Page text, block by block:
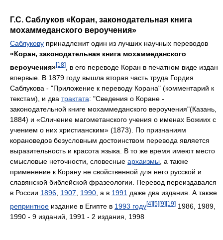
Г.С. Саблуков «Коран, законодательная книга
мохаммеданского вероучения»
Саблукову принадлежит один из лучших научных переводов
«Коран, законодательная книга мохаммеданского
вероучения»[18]
, в его переводе Коран в печатном виде издан
впервые. В 1879 году вышла вторая часть труда Гордия
Саблукова - "Приложение к переводу Корана" (комментарий к
текстам), и два трактата: "Сведения о Коране -
законодательной книге мохаммеданского вероучения"(Казань,
1884) и «Сличение магометанского учения о именах Божиих с
учением о них христианским» (1873). По признаниям
корановедов безусловным достоинством перевода является
выразительность и красота языка. В то же время имеют место
смысловые неточности, словесные архаизмы , а также
применение к Корану не свойственной для него русской и
славянской библейской фразеологии. Перевод переиздавался
в России 1896 1907 1990 , а в 1991 даже два издания. А также
репринтное издание в Египте в 1993 году[4][5][9][19] 1986, 1989,
1990 - 9 изданий, 1991 - 2 издания, 1998